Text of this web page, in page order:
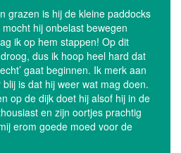
grazen is hij de kleine paddocks
hij onbelast bewegen
ik op hem stappen! Op dit
dus ik hoop heel hard dat
gaat beginnen. Ik merk aan
is dat hij weer wat mag doen.
op de dijk doet hij alsof hij in de
en zijn oortjes prachtig
erom goede moed voor de